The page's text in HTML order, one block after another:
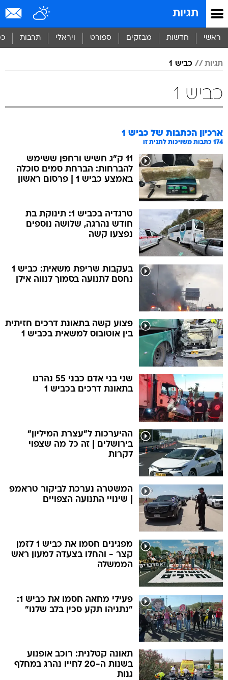
תגיות
ראשי חדשות מבזקים ספורט ויראלי תרבות
תגיות כביש 1
כביש 1
ארכיון הכתבות של כביש 1
174 כתבות משויכות לתגית זו
11 ק"ג חשיש ורחפן ששימש
להברחות: הברחת סמים סוכלה
באמצע כביש 1 | פרסום ראשון
טרגדיה בכביש 1: תינוקת בת
חודש נהרגה, שלושה נוספים
נפצעו קשה
בעקבות שריפת משאית: כביש 1
נחסם לתנועה בסמוך לנווה אילן
פצוע קשה בתאונת דרכים חזיתית
בין אוטובוס למשאית בכביש 1
שני בני אדם כבני 55 נהרגו
בתאונת דרכים בכביש 1
ההיערכות ל"עצרת המיליון"
בירושלים | זה כל מה שצפוי
לקרות
המשטרה נערכת לביקור טראמפ
| שינויי התנועה הצפויים
מפגינים חסמו את כביש 1 לזמן
קצר - והחלו בצעדה למעון ראש
הממשלה
פעילי מחאה חסמו את כביש 1:
"נתניהו תקע סכין בלב שלנו"
תאונה קטלנית: רוכב אופנוע
בשנות ה-20 לחייו נהרג במחלף
גנות